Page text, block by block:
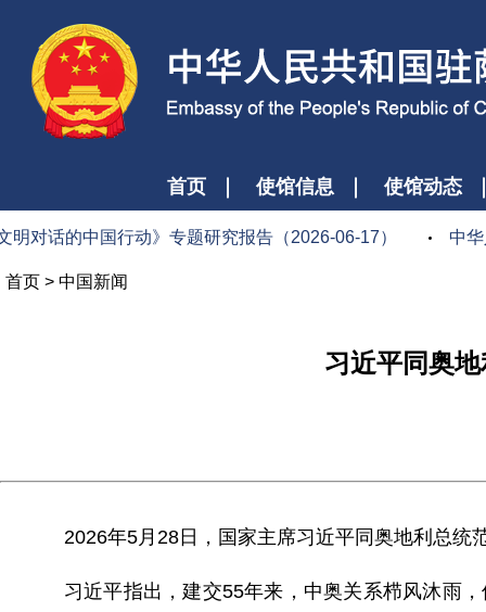
首页 使馆信息 使馆动态
对话的中国行动》专题研究报告（2026-06-17） 中华
首页 > 中国新闻
习近平同奥
2026年5月28日，国家主席习近平同奥地利总统
习近平指出，建交55年来，中奥关系栉风沐雨